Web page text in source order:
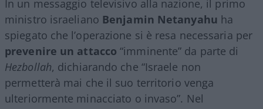
In un messaggio televisivo alla nazione, il primo
ministro israeliano Benjamin Netanyahu ha
spiegato che l’operazione si è resa necessaria per
prevenire un attacco “imminente” da parte di
Hezbollah, dichiarando che “Israele non
permetterà mai che il suo territorio venga
ulteriormente minacciato o invaso”. Nel